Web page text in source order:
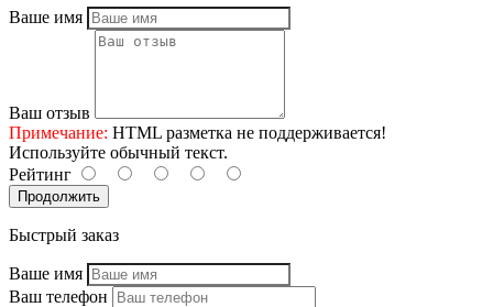
Ваше имя
Ваш отзыв
Примечание: HTML разметка не поддерживается!
Используйте обычный текст.
Рейтинг
Продолжить
Быстрый заказ
Ваше имя
Ваш телефон